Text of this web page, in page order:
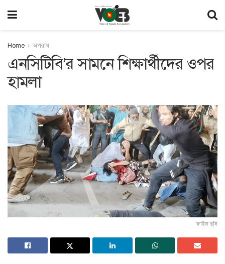
Home অপরাধ
এনসিটিবি’র সামনে শিক্ষার্থীদের ওপর
হামলা
ফাইল ছবি